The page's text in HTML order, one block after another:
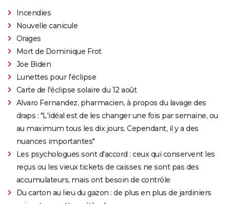
Incendies
Nouvelle canicule
Orages
Mort de Dominique Frot
Joe Biden
Lunettes pour l'éclipse
Carte de l'éclipse solaire du 12 août
Alvaro Fernandez, pharmacien, à propos du lavage des
draps : "L'idéal est de les changer une fois par semaine, ou
au maximum tous les dix jours. Cependant, il y a des
nuances importantes"
Les psychologues sont d'accord : ceux qui conservent les
reçus ou les vieux tickets de caisses ne sont pas des
accumulateurs, mais ont besoin de contrôle
Du carton au lieu du gazon : de plus en plus de jardiniers